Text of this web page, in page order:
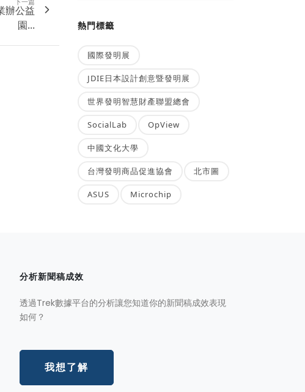
辦公益
園...
熱門標籤
國際發明展
JDIE日本設計創意暨發明展
世界發明智慧財產聯盟總會
SocialLab OpView
中國文化大學
台灣發明商品促進協會 北市圖
ASUS Microchip
分析新聞稿成效
透過Trek數據平台的分析讓您知道你的新聞稿成效表現
如何？
我想了解